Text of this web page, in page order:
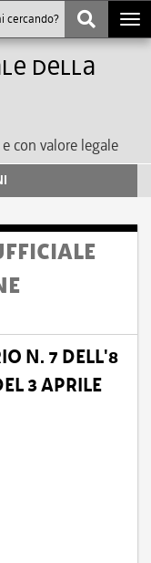
della
con valore legale
N. 7 DELL'8
3 APRILE